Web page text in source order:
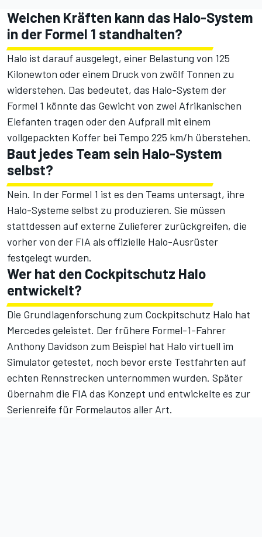
Welchen Kräften kann das Halo-System
in der Formel 1 standhalten?
Halo ist darauf ausgelegt, einer Belastung von 125
Kilonewton oder einem Druck von zwölf Tonnen zu
widerstehen. Das bedeutet, das Halo-System der
Formel 1 könnte das Gewicht von zwei Afrikanischen
Elefanten tragen oder den Aufprall mit einem
vollgepackten Koffer bei Tempo 225 km/h überstehen.
Baut jedes Team sein Halo-System
selbst?
Nein. In der Formel 1 ist es den Teams untersagt, ihre
Halo-Systeme selbst zu produzieren. Sie müssen
stattdessen auf externe Zulieferer zurückgreifen, die
vorher von der FIA als offizielle Halo-Ausrüster
festgelegt wurden.
Wer hat den Cockpitschutz Halo
entwickelt?
Die Grundlagenforschung zum Cockpitschutz Halo hat
Mercedes geleistet. Der frühere Formel-1-Fahrer
Anthony Davidson zum Beispiel hat Halo virtuell im
Simulator getestet, noch bevor erste Testfahrten auf
echten Rennstrecken unternommen wurden. Später
übernahm die FIA das Konzept und entwickelte es zur
Serienreife für Formelautos aller Art.